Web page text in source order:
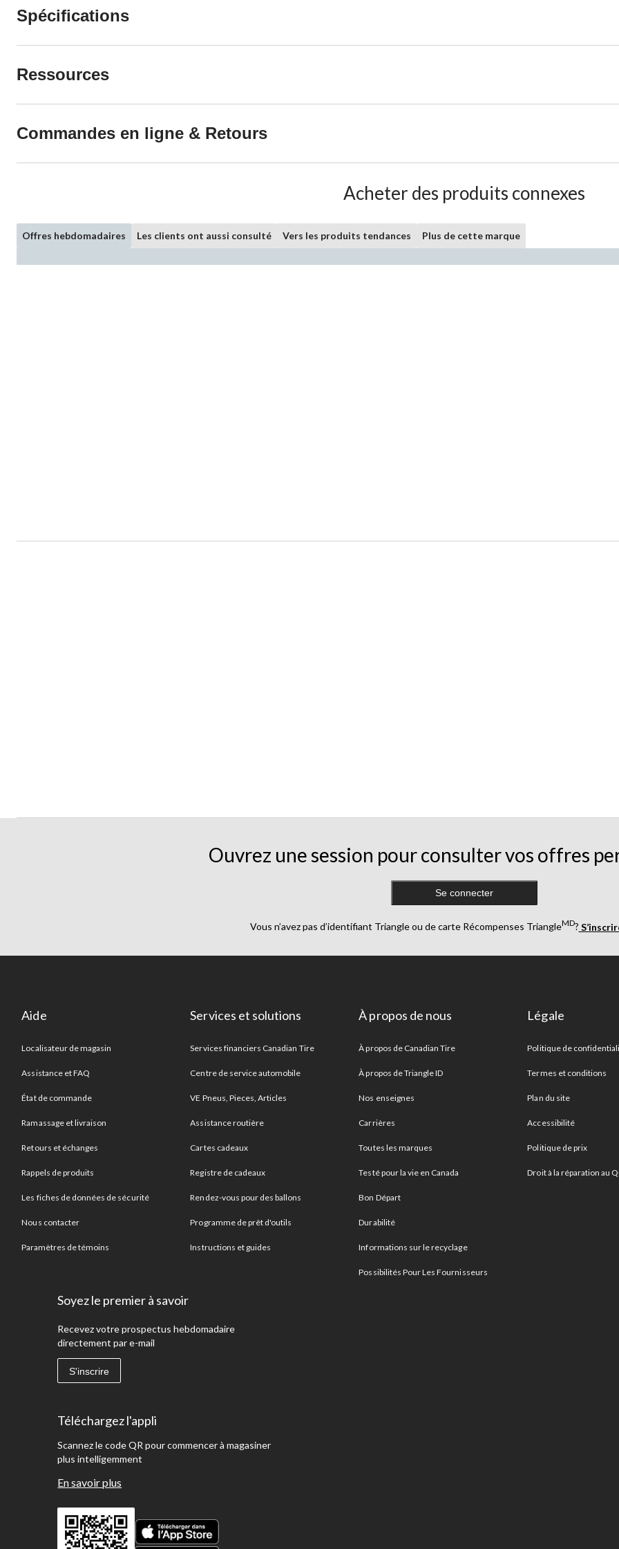
Spécifications
Ressources
Commandes en ligne & Retours
Acheter des produits connexes
Offres hebdomadaires Les clients ont aussi consulté Vers les produits tendances Plus de cette marque
Ouvrez une session pour consulter vos offres
Se connecter
Vous n’avez pas d’identifiant Triangle ou de carte Récompenses TriangleMD?
Aide
Localisateur de magasin
Assistance et FAQ
État de commande
Ramassage et livraison
Retours et échanges
Rappels de produits
Les fiches de données de sécurité
Nous contacter
Paramètres de témoins
Services et solutions
Services financiers Canadian Tire
Centre de service automobile
VE Pneus, Pieces, Articles
Assistance routière
Cartes cadeaux
Registre de cadeaux
Rendez-vous pour des ballons
Programme de prêt d'outils
Instructions et guides
À propos de nous
À propos de Canadian Tire
À propos de Triangle ID
Nos enseignes
Carrières
Toutes les marques
Testé pour la vie en Canada
Bon Départ
Durabilité
Informations sur le recyclage
Possibilités Pour Les Fournisseurs
Légale
Politique de
Termes et conditions
Plan du site
Accessibilité
Politique de prix
Droit à la réparation au
Soyez le premier à savoir
Recevez votre prospectus hebdomadaire
directement par e-mail
S'inscrire
Téléchargez l'appli
Scannez le code QR pour commencer à magasiner
plus intelligemment
En savoir plus